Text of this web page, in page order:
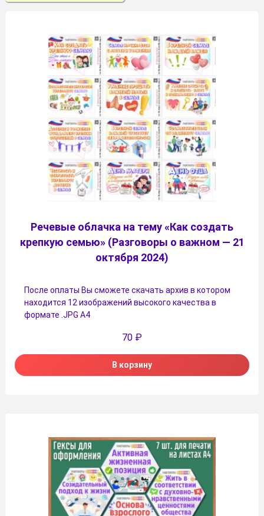
Речевые облачка на тему «Как создать
крепкую семью» (Разговоры о важном — 21
октября 2024)
После оплаты Вы сможете скачать архив в котором
находится 12 изображений высокого качества в
формате .JPG А4
70 ₽
В корзину